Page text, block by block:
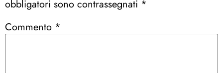
obbligatori sono contrassegnati *
Commento *